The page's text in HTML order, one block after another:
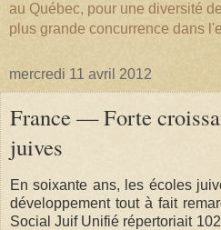
au Québec, pour une diversité
plus grande concurrence dans
mercredi 11 avril 2012
France — Forte
juives
En soixante ans, les écoles
développement tout à fait
Social Juif Unifié répertoriait